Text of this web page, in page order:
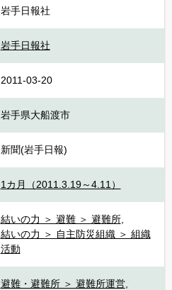
岩手日報社
岩手日報社
2011-03-20
岩手県大船渡市
新聞(岩手日報)
1カ月（2011.3.19～4.11）
結いの力 ＞ 避難 ＞ 避難所,
結いの力 ＞ 自主防災組織 ＞ 組織
活動
避難・避難所 ＞ 避難所運営,